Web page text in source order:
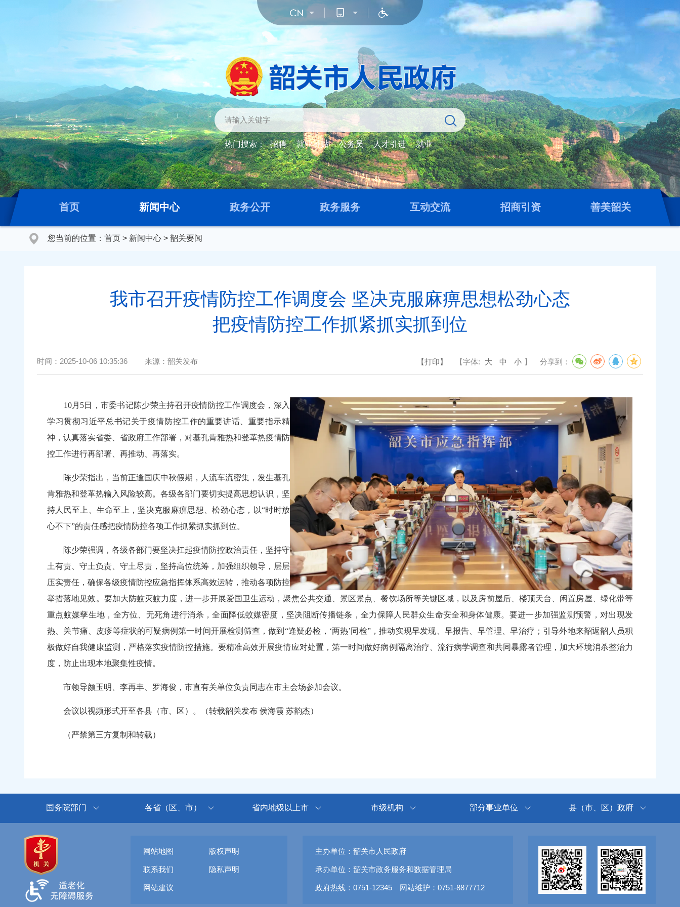
热门搜索： 招聘 就业补贴 公务员 人才引进 就业
首页 新闻中心 政务公开 政务服务 互动交流 招商引资 善美韶关
您当前的位置： 首页 > 新闻中心 > 韶关要闻
我市召开疫情防控工作调度会 坚决克服麻痹思想松劲心态
把疫情防控工作抓紧抓实抓到位
时间： 2025-10-06 10:35:36 来源： 韶关发布 【打印】 【字体: 大 中 小 】 分享到：
10月5日，市委书记陈少荣主持召开疫情防控工作调度会，深入
学习贯彻习近平总书记关于疫情防控工作的重要讲话、重要指示精
神，认真落实省委、省政府工作部署，对基孔肯雅热和登革热疫情防
控工作进行再部署、再推动、再落实。
陈少荣指出，当前正逢国庆中秋假期，人流车流密集，发生基孔
肯雅热和登革热输入风险较高。各级各部门要切实提高思想认识，坚
持人民至上、生命至上，坚决克服麻痹思想、松劲心态，以“时时放
心不下”的责任感把疫情防控各项工作抓紧抓实抓到位。
陈少荣强调，各级各部门要坚决扛起疫情防控政治责任，坚持守
土有责、守土负责、守土尽责，坚持高位统筹，加强组织领导，层层
压实责任，确保各级疫情防控应急指挥体系高效运转，推动各项防控
举措落地见效。要加大防蚊灭蚊力度，进一步开展爱国卫生运动，聚焦公共交通、景区景点、餐饮场所等关键区域，以及房前屋后、楼顶天台、闲置房屋、绿化带等
重点蚊媒孳生地，全方位、无死角进行消杀，全面降低蚊媒密度，坚决阻断传播链条，全力保障人民群众生命安全和身体健康。要进一步加强监测预警，对出现发
热、关节痛、皮疹等症状的可疑病例第一时间开展检测筛查，做到“逢疑必检，‘两热’同检”，推动实现早发现、早报告、早管理、早治疗；引导外地来韶返韶人员积
极做好自我健康监测，严格落实疫情防控措施。要精准高效开展疫情应对处置，第一时间做好病例隔离治疗、流行病学调查和共同暴露者管理，加大环境消杀整治力
度，防止出现本地聚集性疫情。
市领导颜玉明、李再丰、罗海俊，市直有关单位负责同志在市主会场参加会议。
会议以视频形式开至各县（市、区）。（转载韶关发布 侯海霞 苏韵杰）
（严禁第三方复制和转载）
国务院部门 各省（区、市） 省内地级以上市 市级机构 部分事业单位 县（市、区）政府
网站地图 版权声明
联系我们 隐私声明
网站建议
主办单位：韶关市人民政府
承办单位：韶关市政务服务和数据管理局
政府热线：0751-12345 网站维护：0751-8877712